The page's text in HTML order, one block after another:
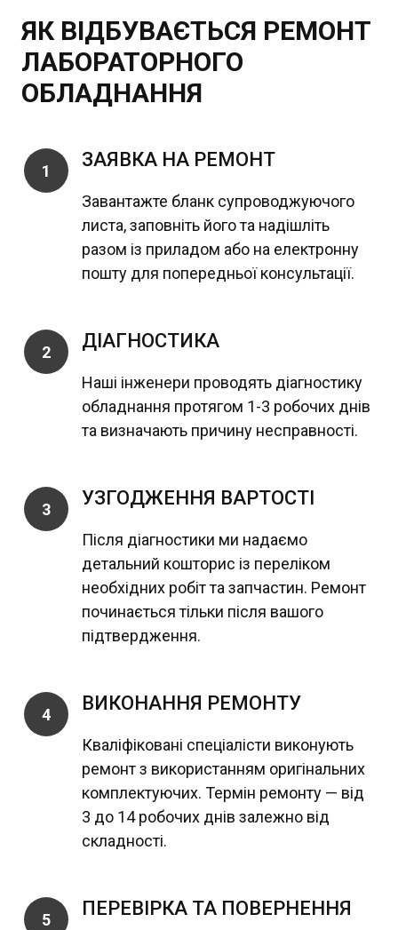
ЯК ВІДБУВАЄТЬСЯ РЕМОНТ
ЛАБОРАТОРНОГО
ОБЛАДНАННЯ
1 ЗАЯВКА НА РЕМОНТ
Завантажте бланк супроводжуючого
листа, заповніть його та надішліть
разом із приладом або на електронну
пошту для попередньої консультації.
2 ДІАГНОСТИКА
Наші інженери проводять діагностику
обладнання протягом 1-3 робочих днів
та визначають причину несправності.
3 УЗГОДЖЕННЯ ВАРТОСТІ
Після діагностики ми надаємо
детальний кошторис із переліком
необхідних робіт та запчастин. Ремонт
починається тільки після вашого
підтвердження.
4 ВИКОНАННЯ РЕМОНТУ
Кваліфіковані спеціалісти виконують
ремонт з використанням оригінальних
комплектуючих. Термін ремонту — від
3 до 14 робочих днів залежно від
складності.
5 ПЕРЕВІРКА ТА ПОВЕРНЕННЯ